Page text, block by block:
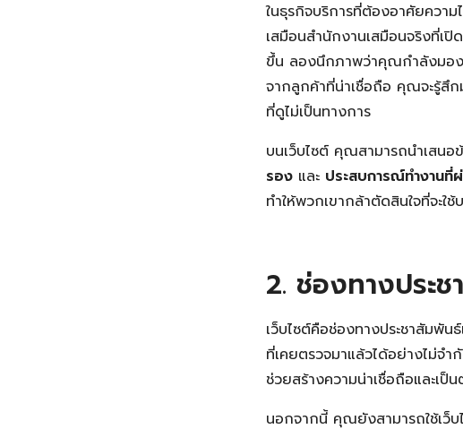
ในธุรกิจบริการที่ต้องอาศัยความ
เสมือนสำนักงานเสมือนจริงที่เ
ขึ้น ลองนึกภาพว่าคุณกำลังมอง
จากลูกค้าที่น่าเชื่อถือ คุณจะรู้สึก
ที่ดูไม่เป็นทางการ
บนเว็บไซต์ คุณสามารถนำเสน
รอง และ ประสบการณ์ทำงานที่
ทำให้พวกเขากล้าตัดสินใจที่จะ
2. ช่องทางประ
เว็บไซต์คือช่องทางประชาสัมพั
ที่เคยตรวจมาแล้วได้อย่างไม่จำ
ช่วยสร้างความน่าเชื่อถือและเ
นอกจากนี้ คุณยังสามารถใช้เว็บ